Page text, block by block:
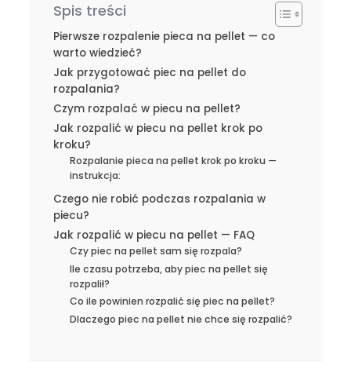
Spis treści
Pierwsze rozpalenie pieca na pellet — co
warto wiedzieć?
Jak przygotować piec na pellet do
rozpalania?
Czym rozpalać w piecu na pellet?
Jak rozpalić w piecu na pellet krok po
kroku?
Rozpalanie pieca na pellet krok po kroku —
instrukcja:
Czego nie robić podczas rozpalania w
piecu?
Jak rozpalić w piecu na pellet — FAQ
Czy piec na pellet sam się rozpala?
Ile czasu potrzeba, aby piec na pellet się
rozpalił?
Co ile powinien rozpalić się piec na pellet?
Dlaczego piec na pellet nie chce się rozpalić?